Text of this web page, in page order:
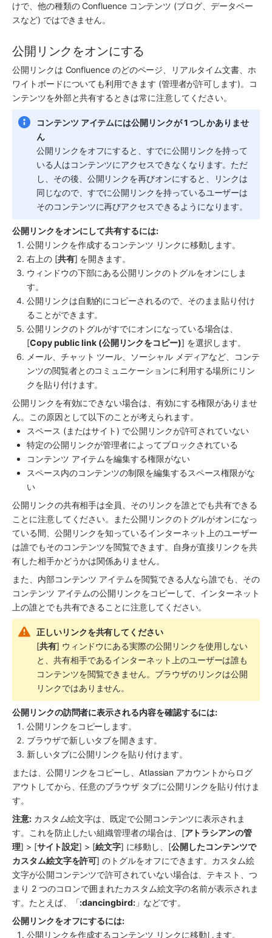
けで、他の種類の Confluence コンテンツ (ブログ、データベー
スなど) ではできません。
公開リンクをオンにする
公開リンクは Confluence のどのページ、リアルタイム文書、ホ
ワイトボードについても利用できます (管理者が許可します)。コ
ンテンツを外部と共有するときは常に注意してください。
コンテンツ アイテムには公開リンクが 1 つしかありませ
ん
公開リンクをオフにすると、すでに公開リンクを持って
いる人はコンテンツにアクセスできなくなります。ただ
し、その後、公開リンクを再びオンにすると、リンクは
同じなので、すでに公開リンクを持っているユーザーは
そのコンテンツに再びアクセスできるようになります。
公開リンクをオンにして共有するには:
公開リンクを作成するコンテンツ リンクに移動します。
右上の [共有] を開きます。
ウィンドウの下部にある公開リンクのトグルをオンにしま
す。
公開リンクは自動的にコピーされるので、そのまま貼り付け
ることができます。
公開リンクのトグルがすでにオンになっている場合は、
[Copy public link (公開リンクをコピー)] を選択します。
メール、チャット ツール、ソーシャル メディアなど、コンテ
ンツの閲覧者とのコミュニケーションに利用する場所にリン
クを貼り付けます。
公開リンクを有効にできない場合は、有効にする権限がありませ
ん。この原因として以下のことが考えられます。
スペース (またはサイト) で公開リンクが許可されていない
特定の公開リンクが管理者によってブロックされている
コンテンツ アイテムを編集する権限がない
スペース内のコンテンツの制限を編集するスペース権限がな
い
公開リンクの共有相手は全員、そのリンクを誰とでも共有できる
ことに注意してください。また公開リンクのトグルがオンになっ
ている間、公開リンクを知っているインターネット上のユーザー
は誰でもそのコンテンツを閲覧できます。自身が直接リンクを共
有した相手かどうかは関係ありません。
また、内部コンテンツ アイテムを閲覧できる人なら誰でも、その
コンテンツ アイテムの公開リンクをコピーして、インターネット
上の誰とでも共有できることに注意してください。
正しいリンクを共有してください
[共有] ウィンドウにある実際の公開リンクを使用しない
と、共有相手であるインターネット上のユーザーは誰も
コンテンツを閲覧できません。ブラウザのリンクは公開
リンクではありません。
公開リンクの訪問者に表示される内容を確認するには:
公開リンクをコピーします。
ブラウザで新しいタブを開きます。
新しいタブに公開リンクを貼り付けます。
または、公開リンクをコピーし、Atlassian アカウントからログ
アウトしてから、任意のブラウザ タブに公開リンクを貼り付けま
す。
注意: カスタム絵文字は、既定で公開コンテンツに表示されま
す。これを防止したい組織管理者の場合は、[アトラシアンの管
理] > [サイト設定] > [絵文字] に移動し、[公開したコンテンツで
カスタム絵文字を許可] のトグルをオフにできます。カスタム絵
文字が公開コンテンツで許可されていない場合は、テキスト、つ
まり 2 つのコロンで囲まれたカスタム絵文字の名前が表示されま
す。たとえば、「:dancingbird:」などです。
公開リンクをオフにするには:
公開リンクを作成するコンテンツ リンクに移動します。